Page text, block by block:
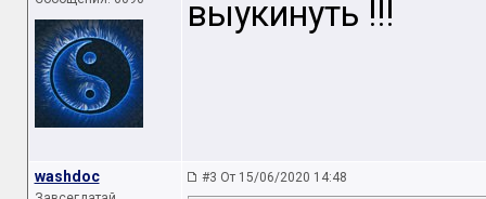
выукинуть !!!
washdoc #3 От 15/06/2020 14:48